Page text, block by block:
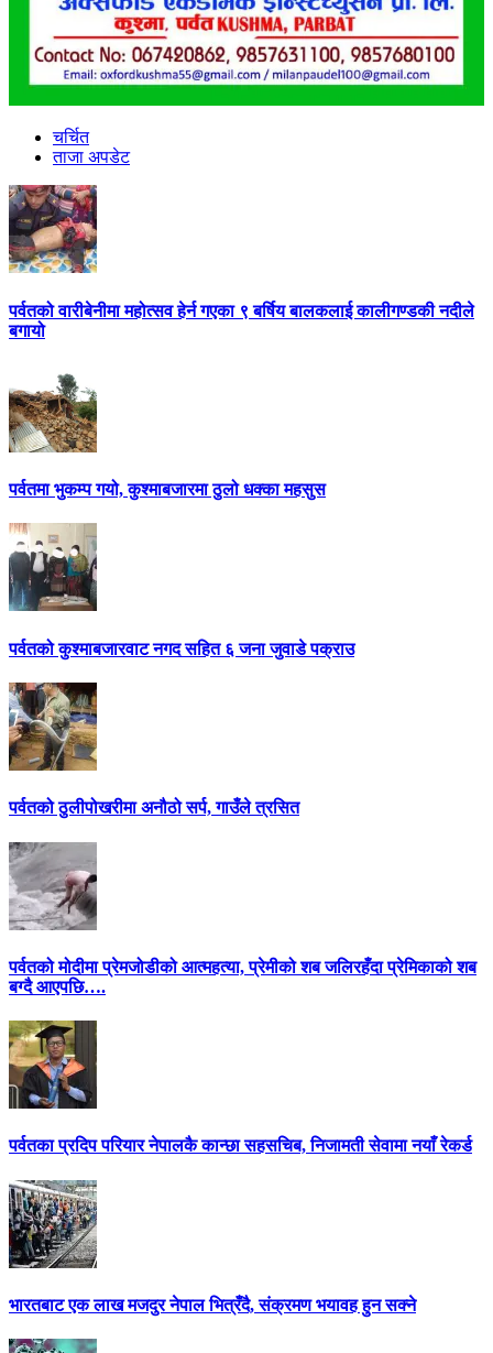
चर्चित
ताजा अपडेट
पर्वतको वारीबेनीमा महोत्सव हेर्न गएका ९ बर्षिय बालकलाई कालीगण्डकी नदीले
बगायो
पर्वतमा भुकम्प गयो, कुश्माबजारमा ठुलो धक्का महसुस
पर्वतको कुश्माबजारवाट नगद सहित ६ जना जुवाडे पक्राउ
पर्वतको ठुलीपोखरीमा अनौठो सर्प, गाउँले त्रसित
पर्वतको मोदीमा प्रेमजोडीको आत्महत्या, प्रेमीको शब जलिरहँदा प्रेमिकाको शब
बग्दै आएपछि….
पर्वतका प्रदिप परियार नेपालकै कान्छा सहसचिब, निजामती सेवामा नयाँ रेकर्ड
भारतबाट एक लाख मजदुर नेपाल भित्रँदै, संक्रमण भयावह हुन सक्ने